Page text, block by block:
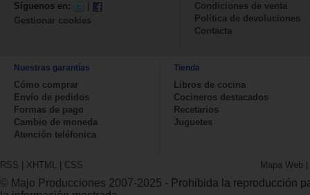
Síguenos en:
Gestionar cookies
Condiciones de venta
Política de devoluciones
Contacta
Nuestras garantías
Cómo comprar
Envío de pedidos
Formas de pago
Cambio de moneda
Atención teléfonica
Tienda
Libros de cocina
Cocineros destacados
Recetarios
Juguetes
RSS XHTML CSS Mapa Web
© Majo Producciones 2007-2025 - Prohibida la reproducción